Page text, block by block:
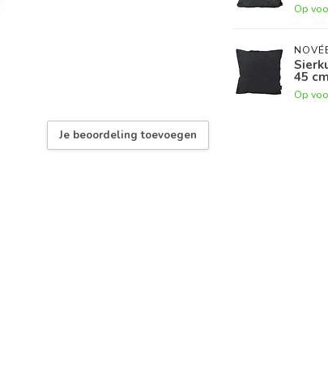
Je beoordeling toevoegen
Op
45
Op